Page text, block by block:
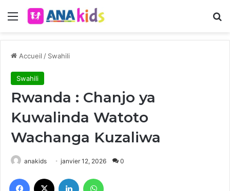
Menu
Accueil / Swahili
Swahili
Rwanda : Chanjo ya
Kuwalinda Watoto
Wachanga Kuzaliwa
anakids janvier 12, 2026 0
Facebook Linkedin